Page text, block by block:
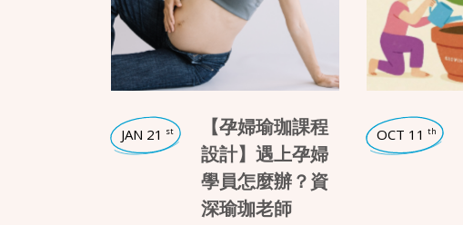
JAN 21 st
【孕婦瑜珈課程
設計】遇上孕婦
學員怎麼辦？資
深瑜珈老師
OCT 11 th